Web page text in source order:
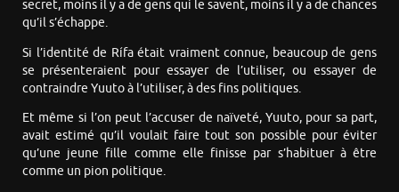
secret, moins il y a de gens qui le savent, moins il y a de chances
qu’il s’échappe.
Si l’identité de Rífa était vraiment connue, beaucoup de gens
se présenteraient pour essayer de l’utiliser, ou essayer de
contraindre Yuuto à l’utiliser, à des fins politiques.
Et même si l’on peut l’accuser de naïveté, Yuuto, pour sa part,
avait estimé qu’il voulait faire tout son possible pour éviter
qu’une jeune fille comme elle finisse par s’habituer à être
comme un pion politique.